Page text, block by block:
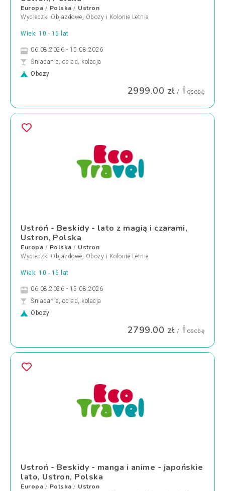
Europa / Polska / Ustron
Wycieczki Objazdowe, Obozy i Kolonie Letnie
Wiek: 10 - 16 lat
06.08.2026 - 15.08.2026
Śniadanie, obiad, kolacja
Obozy
2999.00 zł / osobę
Ustroń - Beskidy - lato z magią i czarami,
Ustron, Polska
Europa / Polska / Ustron
Wycieczki Objazdowe, Obozy i Kolonie Letnie
Wiek: 10 - 16 lat
06.08.2026 - 15.08.2026
Śniadanie, obiad, kolacja
Obozy
2799.00 zł / osobę
Ustroń - Beskidy - manga i anime - japońskie
lato, Ustron, Polska
Europa / Polska / Ustron